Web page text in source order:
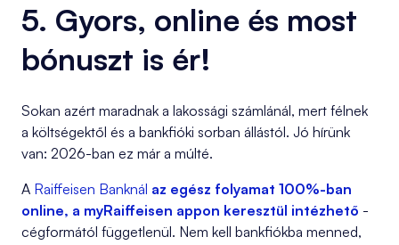
5. Gyors, online és most
bónuszt is ér!
Sokan azért maradnak a lakossági számlánál, mert félnek
a költségektől és a bankfióki sorban állástól. Jó hírünk
van: 2026-ban ez már a múlté.
A Raiffeisen Banknál az egész folyamat 100%-ban
online, a myRaiffeisen appon keresztül intézhető -
cégformától függetlenül. Nem kell bankfiókba menned,